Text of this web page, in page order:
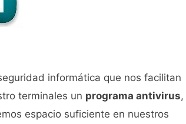
informática que nos facilitan
terminales un programa antivirus,
espacio suficiente en nuestros